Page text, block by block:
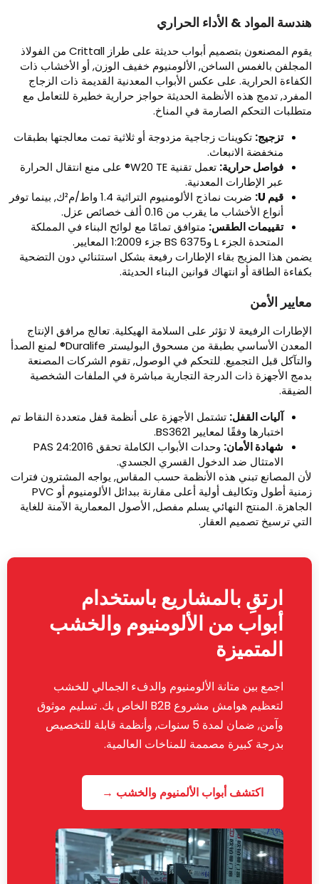
المواد & الأداء الحراري
يقوم المصنعون بتصميم أبواب حديثة على طراز Crittall من الفولاذ
بالغمس الساخن, الألومنيوم خفيف الوزن, أو الأخشاب ذات
الحرارية. على عكس الأبواب المعدنية القديمة ذات الزجاج
تدمج هذه الأنظمة الحديثة حواجز حرارية خطيرة للتعامل مع
التحكم الصارمة في المناخ.
تزجيج:تكوينات زجاجية مزدوجة أو ثلاثية تمت معالجتها بطبقات
منخفضة الانبعاث.
فواصل حرارية:
تعمل تقنية W20 TE® على منع انتقال الحرارة
عبر الإطارات المعدنية.
قيم U:
ضربت نماذج الألومنيوم التراثية 1.4 واط/م²ك, بينما توفر
أنواع الأخشاب ما يقرب من 0.16 ألف خصائص عزل.
تقييمات الطقس:متوافق تمامًا مع لوائح البناء في المملكة
المتحدة الجزء L وBS 6375 جزء 1:2009 المعايير.
هذا المزيج بقاء الإطارات رفيعة بشكل استثنائي دون التضحية
الطاقة أو انتهاك قوانين البناء الحديثة.
الأمن
الرفيعة لا تؤثر على السلامة الهيكلية. تعالج مرافق الإنتاج
المعدن الأساسي بطبقة من مسحوق البوليستر Duralife® لمنع الصدأ
قبل التجميع. للتحكم في الوصول, تقوم الشركات المصنعة
الأجهزة ذات الدرجة التجارية مباشرة في الملفات الشخصية
آليات القفل:تشتمل الأجهزة على أنظمة قفل متعددة النقاط تم
اختبارها وفقًا لمعايير BS3621.
شهادة الأمان:
وحدات الأبواب الكاملة تحقق PAS 24:2016
الامتثال ضد الدخول القسري الجسدي.
المصانع تبني هذه الأنظمة حسب المقاس, يواجه المشترون فترات
زمنية أطول وتكاليف أولية أعلى مقارنة ببدائل الألومنيوم أو PVC
المنتج النهائي يسلم مفصل, الأصول المعمارية الآمنة للغاية
ترسيخ تصميم العقار.
ارتقِ بالمشاريع باستخدام
أبواب من الألومنيوم والخشب
المتميزة
اجمع بين متانة الألومنيوم والدفء الجمالي للخشب
لتعظيم هوامش مشروع B2B الخاص بك. تسليم موثوق
وآمن, ضمان لمدة 5 سنوات, وأنظمة قابلة للتخصيص
بدرجة كبيرة مصممة للمناخات العالمية.
اكتشف أبواب الألمنيوم والخشب →